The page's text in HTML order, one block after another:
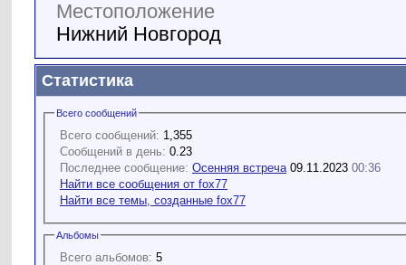
Местоположение
Нижний Новгород
Статистика
Всего сообщений
Всего сообщений: 1,355
Сообщений в день: 0.23
Последнее сообщение: Осенняя встреча 09.11.2023 00:36
Найти все сообщения от fox77
Найти все темы, созданные fox77
Альбомы
Всего альбомов: 5